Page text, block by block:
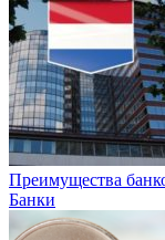
Преимущества
Банки